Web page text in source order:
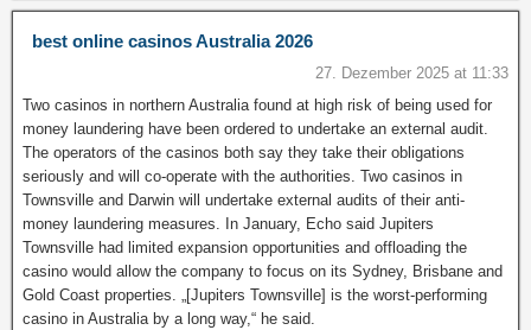
best online casinos Australia 2026
27. Dezember 2025 at 11:33
Two casinos in northern Australia found at high risk of being used for
money laundering have been ordered to undertake an external audit.
The operators of the casinos both say they take their obligations
seriously and will co-operate with the authorities. Two casinos in
Townsville and Darwin will undertake external audits of their anti-
money laundering measures. In January, Echo said Jupiters
Townsville had limited expansion opportunities and offloading the
casino would allow the company to focus on its Sydney, Brisbane and
Gold Coast properties. „[Jupiters Townsville] is the worst-performing
casino in Australia by a long way,“ he said.